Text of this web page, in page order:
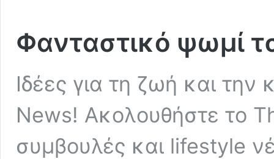
Φανταστικό ψωμί
Ιδέες για τη ζωή και
News! Ακολουθήστε το
συμβουλές και lifestyle